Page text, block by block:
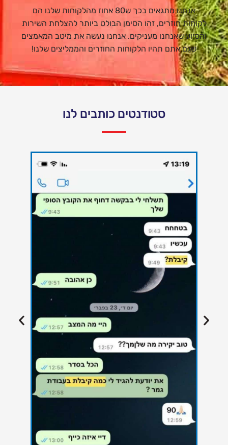
אנחנו מתגאים בכך ש80 אחוז מהלקוחות שלנו הם
לקוחות חוזרים, זהו הסימן הבולט ביותר להצלחת השירות
והסיוע שאנחנו מעניקים. אנחנו נעשה את מיטב המאמצים
שגם אתם תהיו הלקוחות החוזרים והממליצים שלנו!
סטודנטים כותבים לנו